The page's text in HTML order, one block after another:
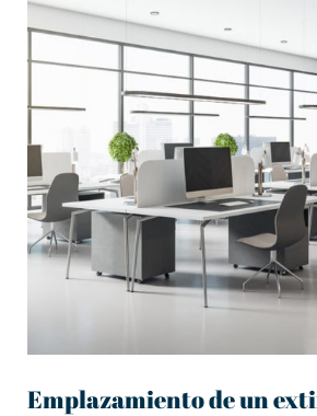
Emplazamiento de un